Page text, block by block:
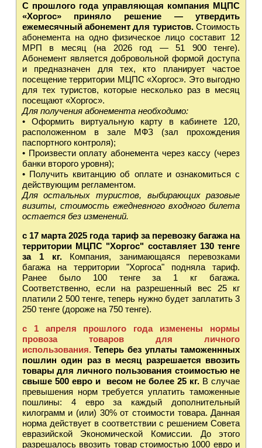
С прошлого года управляющая компания МЦПС
«Хоргос» приняло решение — утвердить
ежемесячный абонемент для туристов.Стоимость
абонемента на одно физическое лицо составит 12
МРП в месяц (на 2026 год — 51 900 тенге).
Абонемент является добровольной формой доступа
и предназначен для тех, кто планирует частое
посещение территории МЦПС «Хоргос». Это выгодно
для тех туристов, которые несколько раз в месяц
посещают «Хоргос».
Для получения абонемента необходимо:
• Оформить виртуальную карту в кабинете 120,
расположенном в зале МФЗ (зал прохождения
паспортного контроля);
• Произвести оплату абонемента через кассу (через
банки второго уровня);
• Получить квитанцию об оплате и ознакомиться с
действующим регламентом.
Для остальных туристов, выбирающих разовые
визиты, стоимость ежедневного входного билета
остается без изменений.
с 17 марта 2025 года тариф за перевозку багажа на
территории МЦПС "Хоргос" составляет 130 тенге
за 1 кг. Компания, занимающаяся перевозками
багажа на территории "Хоргоса" подняла тариф.
Ранее было 100 тенге за 1 кг багажа.
Соответственно, если на разрешенный вес 25 кг
платили 2 500 тенге, теперь нужно будет заплатить 3
250 тенге (дороже на 750 тенге).
с 1 апреля прошлого года изменены нормы
провоза товаров для личного
использования.Теперь без уплаты таможеннных
пошлин один раз в месяц разрешается ввозить
товары для личного пользования стоимостью не
свыше 500 евро и весом не более 25 кг. В случае
превышения норм требуется уплатить таможенные
пошлины: 4 евро за каждый дополнительный
килограмм и (или) 30% от стоимости товара. Данная
норма действует в соответствии с решением Совета
евразийской Экономической Комиссии. До этого
разрешалось ввозить товар стоимостью 1000 евро и